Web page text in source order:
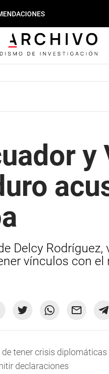
y
Delcy Rodríguez,
vínculos con el
de tener crisis diplomáticas
declaraciones